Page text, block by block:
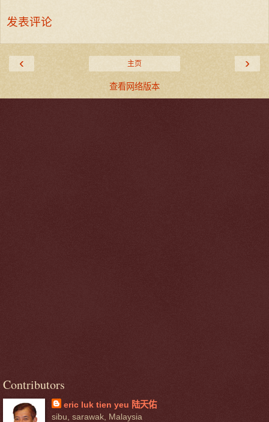
发表评论
‹ ›
主页
查看网络版本
Contributors
eric luk tien yeu 陆天佑
sibu, sarawak, Malaysia